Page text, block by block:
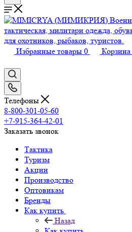
Избранные товары 0 Корзина
Телефоны
8-800-301-05-60
+7-915-364-42-01
Заказать звонок
Тактика
Туризм
Акции
Производство
Оптовикам
Бренды
Как купить
Назад